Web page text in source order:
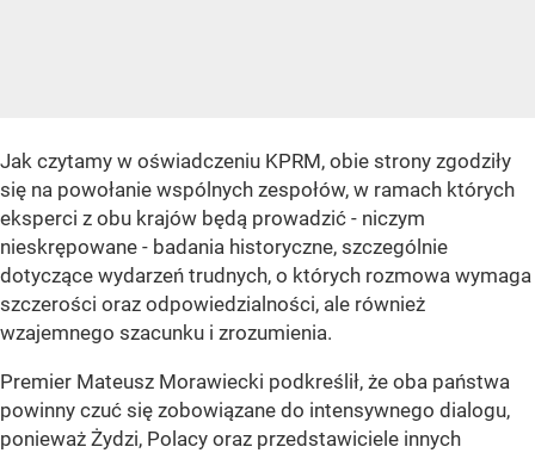
Jak czytamy w oświadczeniu KPRM, obie strony zgodziły
się na powołanie wspólnych zespołów, w ramach których
eksperci z obu krajów będą prowadzić - niczym
nieskrępowane - badania historyczne, szczególnie
dotyczące wydarzeń trudnych, o których rozmowa wymaga
szczerości oraz odpowiedzialności, ale również
wzajemnego szacunku i zrozumienia.
Premier Mateusz Morawiecki podkreślił, że oba państwa
powinny czuć się zobowiązane do intensywnego dialogu,
ponieważ Żydzi, Polacy oraz przedstawiciele innych